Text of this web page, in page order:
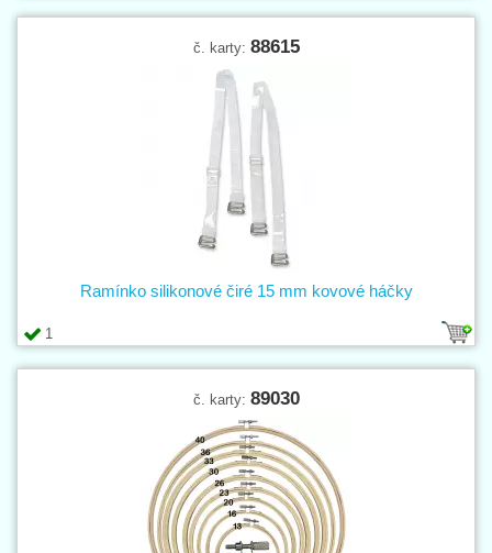
č. karty: 88615
1
Ramínko silikonové čiré 15 mm kovové háčky
č. karty: 89030